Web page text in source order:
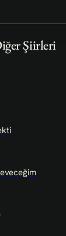
Şiirleri